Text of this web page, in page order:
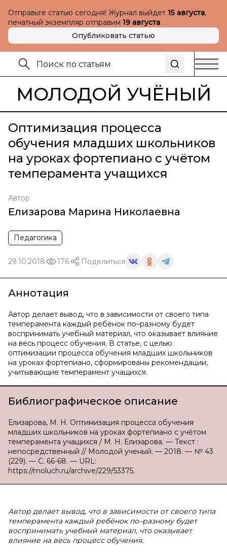
Отправьте статью сегодня! Журнал выйдет 15 августа,
печатный экземпляр отправим 19 августа
Опубликовать статью
МОЛОДОЙ УЧЁНЫЙ
Оптимизация процесса
обучения младших школьников
на уроках фортепиано с учётом
темперамента учащихся
Автор
Елизарова Марина Николаевна
Педагогика
29.10.2018 176 Поделиться
Аннотация
Автор делает вывод, что в зависимости от своего типа
темперамента каждый ребёнок по–разному будет
воспринимать учебный материал, что оказывает влияние
на весь процесс обучения. В статье, с целью
оптимизации процесса обучения младших школьников
на уроках фортепиано, сформированы рекомендации,
учитывающие темперамент учащихся.
Библиографическое описание
Елизарова, М. Н. Оптимизация процесса обучения
младших школьников на уроках фортепиано с учётом
темперамента учащихся / М. Н. Елизарова. — Текст :
непосредственный // Молодой ученый. — 2018. — № 43
(229). — С. 66-68. — URL:
https://moluch.ru/archive/229/53375.
Автор делает вывод, что в зависимости от своего типа
темперамента каждый ребёнок по–разному будет
воспринимать учебный материал, что оказывает
влияние на весь процесс обучения.